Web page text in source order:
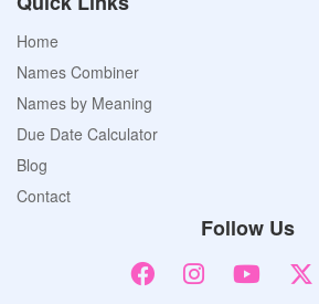
Home
Names Combiner
Names by Meaning
Due Date Calculator
Blog
Contact
Follow Us